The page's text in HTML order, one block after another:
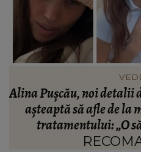
Iubitul Paulei Chirilă a
o reacție dură după
mediul online: „Cât